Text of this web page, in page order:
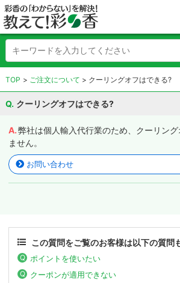
TOP ご注文について クーリングオフはできる?
クーリングオフはできる?
弊社は個人輸入代行業のため、クーリン
ません。
お問い合わせ
この質問をご覧のお客様は以下の質問
ポイントを使いたい
クーポンが適用できない